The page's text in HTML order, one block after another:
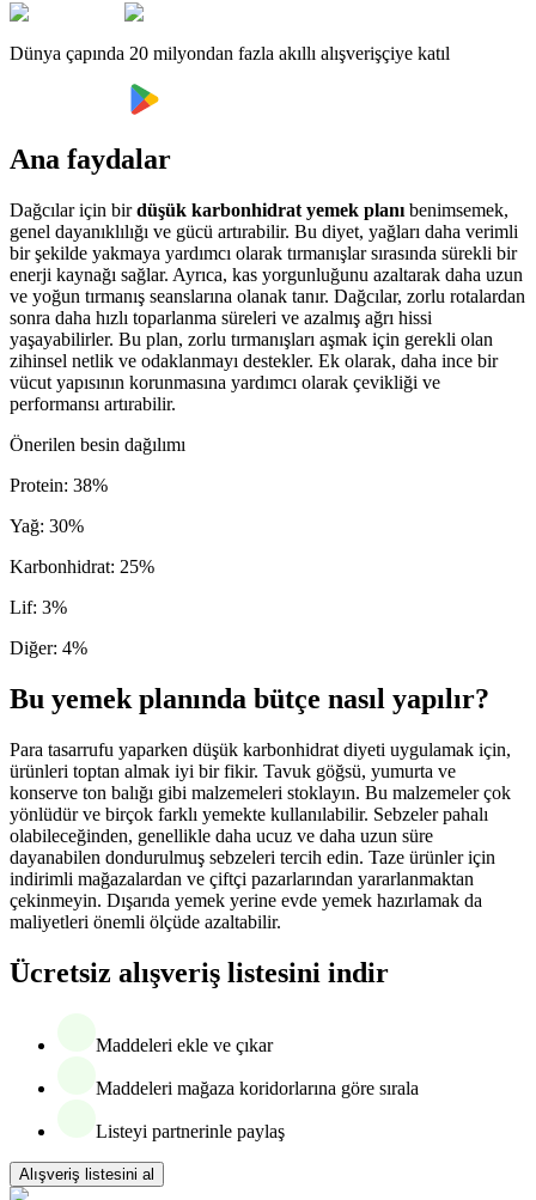
Dünya çapında 20 milyondan fazla akıllı alışverişçiye katıl
Ana faydalar
Dağcılar için birdüşük karbonhidrat yemek planı benimsemek,
genel dayanıklılığı ve gücü artırabilir. Bu diyet, yağları daha verimli
bir şekilde yakmaya yardımcı olarak tırmanışlar sırasında sürekli bir
enerji kaynağı sağlar. Ayrıca, kas yorgunluğunu azaltarak daha uzun
ve yoğun tırmanış seanslarına olanak tanır. Dağcılar, zorlu rotalardan
sonra daha hızlı toparlanma süreleri ve azalmış ağrı hissi
yaşayabilirler. Bu plan, zorlu tırmanışları aşmak için gerekli olan
zihinsel netlik ve odaklanmayı destekler. Ek olarak, daha ince bir
vücut yapısının korunmasına yardımcı olarak çevikliği ve
performansı artırabilir.
Önerilen besin dağılımı
Protein: 38%
Yağ: 30%
Karbonhidrat: 25%
Lif: 3%
Diğer: 4%
Bu yemek planında bütçe nasıl yapılır?
Para tasarrufu yaparken düşük karbonhidrat diyeti uygulamak için,
ürünleri toptan almak iyi bir fikir. Tavuk göğsü, yumurta ve
konserve ton balığı gibi malzemeleri stoklayın. Bu malzemeler çok
yönlüdür ve birçok farklı yemekte kullanılabilir. Sebzeler pahalı
olabileceğinden, genellikle daha ucuz ve daha uzun süre
dayanabilen dondurulmuş sebzeleri tercih edin. Taze ürünler için
indirimli mağazalardan ve çiftçi pazarlarından yararlanmaktan
çekinmeyin. Dışarıda yemek yerine evde yemek hazırlamak da
maliyetleri önemli ölçüde azaltabilir.
Ücretsiz alışveriş listesini indir
Maddeleri ekle ve çıkar
Maddeleri mağaza koridorlarına göre sırala
Listeyi partnerinle paylaş
Alışveriş listesini al